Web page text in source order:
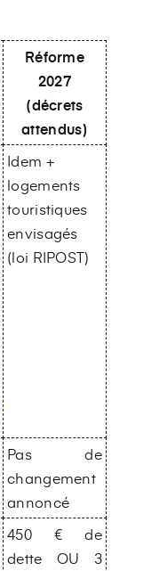
Réforme
2027
(décrets
attendus)
Idem +
logements
touristiques
envisagés
(loi RIPOST)
Pas de
changement
annoncé
450 € de
dette OU 3